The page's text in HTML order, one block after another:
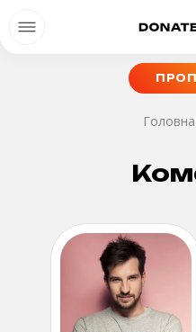
Головна